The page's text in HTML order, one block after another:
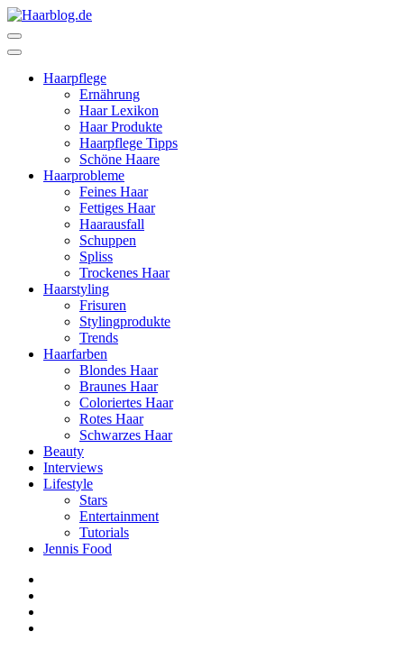
Zum
Inhalt
springen
drücken)Haarpflege
Ernährung
Haar Lexikon
Haar Produkte
Haarpflege Tipps
Schöne Haare
Haarprobleme
Feines Haar
Fettiges Haar
Haarausfall
Schuppen
Spliss
Trockenes Haar
Haarstyling
Frisuren
Stylingprodukte
Trends
Haarfarben
Blondes Haar
Braunes Haar
Coloriertes Haar
Rotes Haar
Schwarzes Haar
Beauty
Interviews
Lifestyle
Stars
Entertainment
Tutorials
Jennis Food